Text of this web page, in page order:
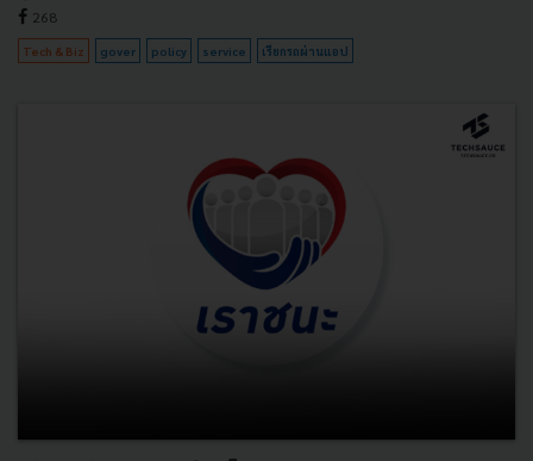
268
Tech & Biz gover policy service เรียกรถผ่านแอป